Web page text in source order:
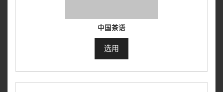
中国茶语
选用